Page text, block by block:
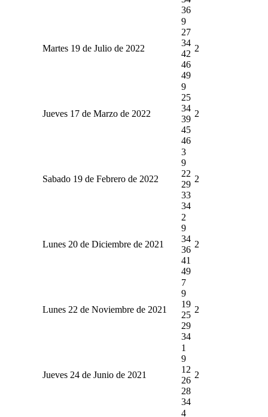
36
Martes 19 de Julio de 2022
9
27
34
42
46
49
2
Jueves 17 de Marzo de 2022
9
25
34
39
45
46
2
Sabado 19 de Febrero de 2022
3
9
22
29
33
34
2
Lunes 20 de Diciembre de 2021
2
9
34
36
41
49
2
Lunes 22 de Noviembre de 2021
7
9
19
25
29
34
2
Jueves 24 de Junio de 2021
1
9
12
26
28
34
2
4